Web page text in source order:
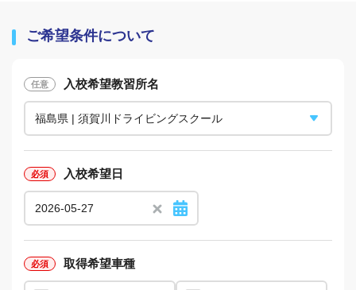
ご希望条件について
入校希望教習所名
入校希望日
取得希望車種